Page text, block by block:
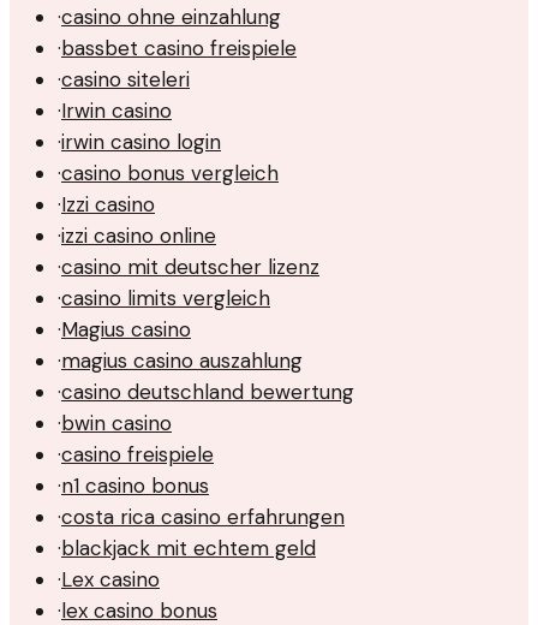
·casino ohne einzahlung
·bassbet casino freispiele
·casino siteleri
·Irwin casino
·irwin casino login
·casino bonus vergleich
·Izzi casino
·izzi casino online
·casino mit deutscher lizenz
·casino limits vergleich
·Magius casino
·magius casino auszahlung
·casino deutschland bewertung
·bwin casino
·casino freispiele
·n1 casino bonus
·costa rica casino erfahrungen
·blackjack mit echtem geld
·Lex casino
·lex casino bonus